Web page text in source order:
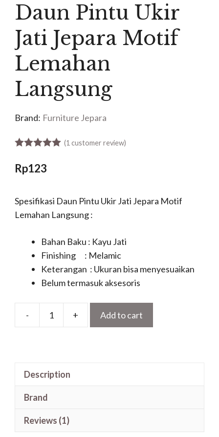
Daun Pintu Ukir
Jati Jepara Motif
Lemahan
Langsung
Brand: Furniture Jepara
(1 customer review)
Rp123
Spesifikasi Daun Pintu Ukir Jati Jepara Motif
Lemahan Langsung :
Bahan Baku : Kayu Jati
Finishing : Melamic
Keterangan : Ukuran bisa menyesuaikan
Belum termasuk aksesoris
-
Daun
quantity
+ Add to cart
Description
Brand
Reviews (1)